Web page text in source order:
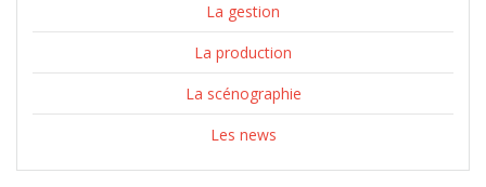
La gestion
La production
La scénographie
Les news